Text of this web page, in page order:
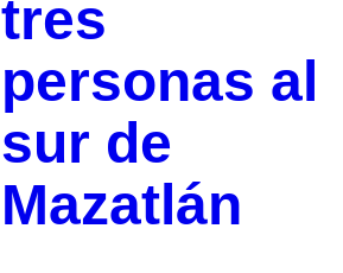
tres
personas al
sur de
Mazatlán